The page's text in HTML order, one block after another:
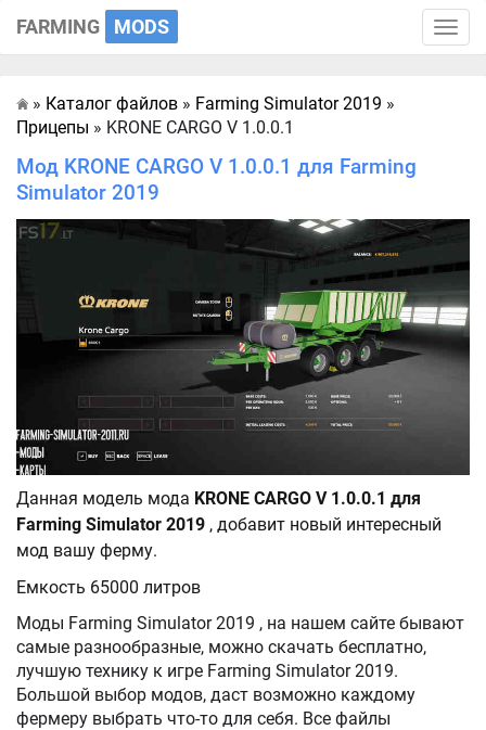
Toggle
FARMING MODS
Главная
» Каталог файлов » Farming Simulator 2019 »
Прицепы » KRONE CARGO V 1.0.0.1
Мод KRONE CARGO V 1.0.0.1 для Farming
Simulator 2019
Данная модель мода KRONE CARGO V 1.0.0.1 для
Farming Simulator 2019 , добавит новый интересный
мод вашу ферму.
Емкость 65000 литров
Моды Farming Simulator 2019 , на нашем сайте бывают
самые разнообразные, можно скачать бесплатно,
лучшую технику к игре Farming Simulator 2019.
Большой выбор модов, даст возможно каждому
фермеру выбрать что-то для себя. Все файлы